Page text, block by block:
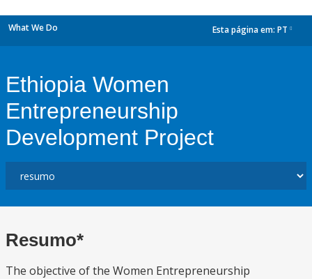
What We Do Esta página em: PT
Ethiopia Women
Entrepreneurship
Development Project
Resumo*
The objective of the Women Entrepreneurship